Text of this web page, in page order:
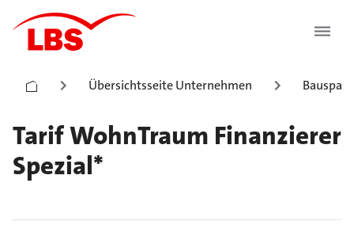
Übersichtsseite Unternehmen
Tarif WohnTraum Finanzierer
Spezial*